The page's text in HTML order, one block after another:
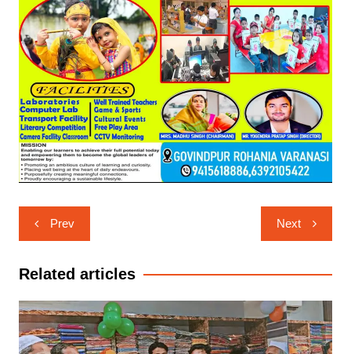
Post
navigation
Prev Next
Related articles